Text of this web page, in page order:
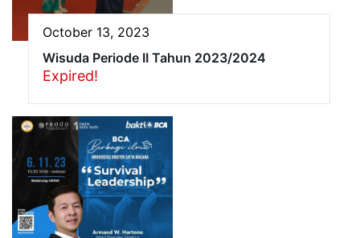
October 13, 2023
Wisuda Periode II Tahun 2023/2024
Expired!